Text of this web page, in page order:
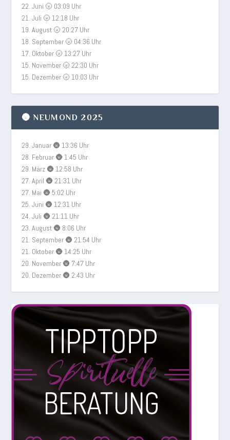
22. Juni 🌝 03:09 Uhr
21. Juli 🌝 12:18 Uhr
19. August 🌝 20:27 Uhr
18. September 🌝 04:36 Uhr
17. Oktober 🌝 13:27 Uhr
15. November 🌝 22:30 Uhr
15. Dezember 🌝 10:03 Uhr
🌚 NEUMOND 2025
29. Januar 🌚 13:36 Uhr
28. Februar 🌚 1:45 Uhr
29. März 🌚 12:58 Uhr
27. April 🌚 21:31 Uhr
27. Mai 🌚 5:02 Uhr
25. Juni 🌚 12:31 Uhr
24. Juli 🌚 21:11 Uhr
23. August 🌚 8:06 Uhr
21. September 🌚 21:54 Uhr
21. Oktober 🌚 14:25 Uhr
20. November 🌚 7:47 Uhr
20. Dezember 🌚 2:43 Uhr